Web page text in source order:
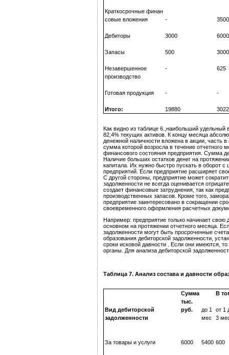
Краткосрочные финан
совые вложения
- 3500
Дебиторы 3000 6000
Запасы 500 3000
Незавершенное -
625
производство
Готовая продукция - -
Итого: 19880
Как видно из таблице 6.,наибольший
82,4% текущих активов. К концу месяца
денежной наличности вложена в акции, часть
сумма которой возросла в течение отчетного
финансового состояния предприятия. Сумма
Наличие больших остатков денег на
капитала. Их нужно быстро пускать в оборот
предприятий. Если предприятие расширяет
С другой стороны, предприятие может
задолженности не всегда оценивается
создает финансовые затруднения, так как
производственных запасов. Кроме того,
предприятие заинтересовано в сокращении
своевременного оформления расчетных
Например: предприятие только начинает свою
основном на протяжении отчетного месяца.
задолженности могут быть просроченные
образования дебиторской задолженности,
сроки исковой давности . Если они имеются,
органы. Для анализа дебиторской
Таблица 7. Анализ состава и давности
Сумма
В
тыс.
Вид дебиторской
руб. до 1
от 1
задолженности
мес 3
За товары и услуги 6000 5400 600